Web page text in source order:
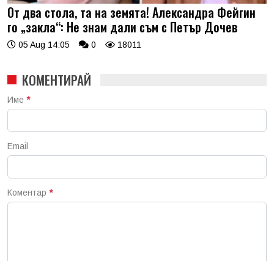
От два стола, та на земята! Александра Фейгин
го „закла“: Не знам дали съм с Петър Дочев
05 Aug 14:05 0 18011
КОМЕНТИРАЙ
Име *
Email
Коментар *